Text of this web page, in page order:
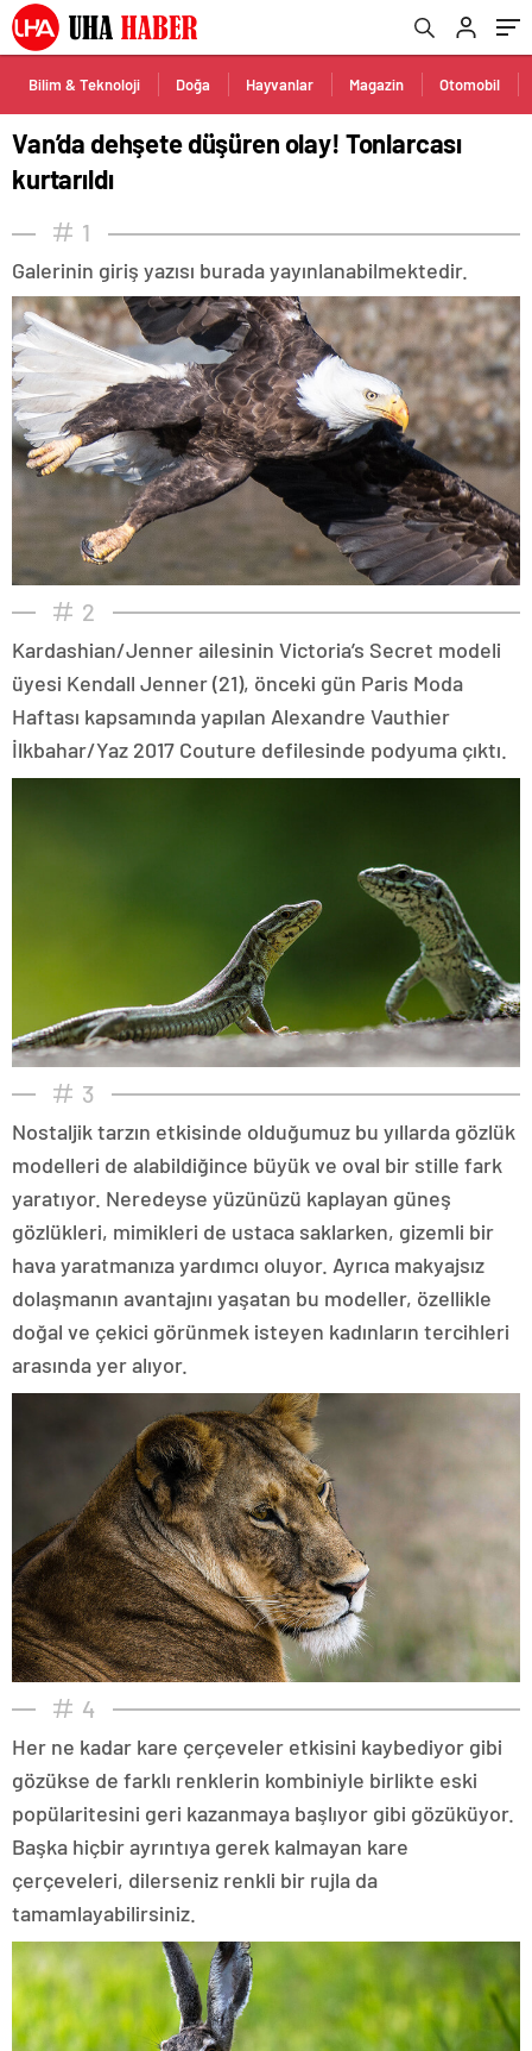
Bilim & Teknoloji Doğa Hayvanlar Magazin Otomobil
Van’da dehşete düşüren olay! Tonlarcası
kurtarıldı
1
Galerinin giriş yazısı burada yayınlanabilmektedir.
2
Kardashian/Jenner ailesinin Victoria’s Secret modeli
üyesi Kendall Jenner (21), önceki gün Paris Moda
Haftası kapsamında yapılan Alexandre Vauthier
İlkbahar/Yaz 2017 Couture defilesinde podyuma çıktı.
3
Nostaljik tarzın etkisinde olduğumuz bu yıllarda gözlük
modelleri de alabildiğince büyük ve oval bir stille fark
yaratıyor. Neredeyse yüzünüzü kaplayan güneş
gözlükleri, mimikleri de ustaca saklarken, gizemli bir
hava yaratmanıza yardımcı oluyor. Ayrıca makyajsız
dolaşmanın avantajını yaşatan bu modeller, özellikle
doğal ve çekici görünmek isteyen kadınların tercihleri
arasında yer alıyor.
4
Her ne kadar kare çerçeveler etkisini kaybediyor gibi
gözükse de farklı renklerin kombiniyle birlikte eski
popülaritesini geri kazanmaya başlıyor gibi gözüküyor.
Başka hiçbir ayrıntıya gerek kalmayan kare
çerçeveleri, dilerseniz renkli bir rujla da
tamamlayabilirsiniz.